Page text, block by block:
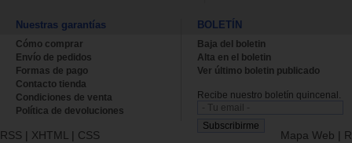
Nuestras garantías
Cómo comprar
Envío de pedidos
Formas de pago
Contacto tienda
Condiciones de venta
Política de devoluciones
BOLETÍN
Baja del boletin
Alta en el boletin
Ver último boletin publicado
Recibe nuestro boletín quincenal.
RSS | XHTML | CSS Mapa Web |